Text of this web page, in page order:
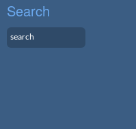
Search